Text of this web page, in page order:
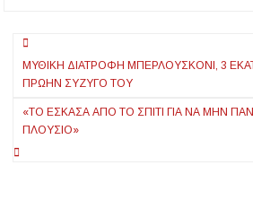
Πλοήγηση
άρθρων
ΜΥΘΙΚΉ ΔΙΑΤΡΟΦΉ ΜΠΕΡΛΟΥΣΚΌΝΙ, 3
ΠΡΏΗΝ ΣΥΖΥΓΌ ΤΟΥ
«ΤΟ ΈΣΚΑΣΑ ΑΠΌ ΤΟ ΣΠΊΤΙ ΓΙΑ ΝΑ ΜΗΝ
ΠΛΟΎΣΙΟ»